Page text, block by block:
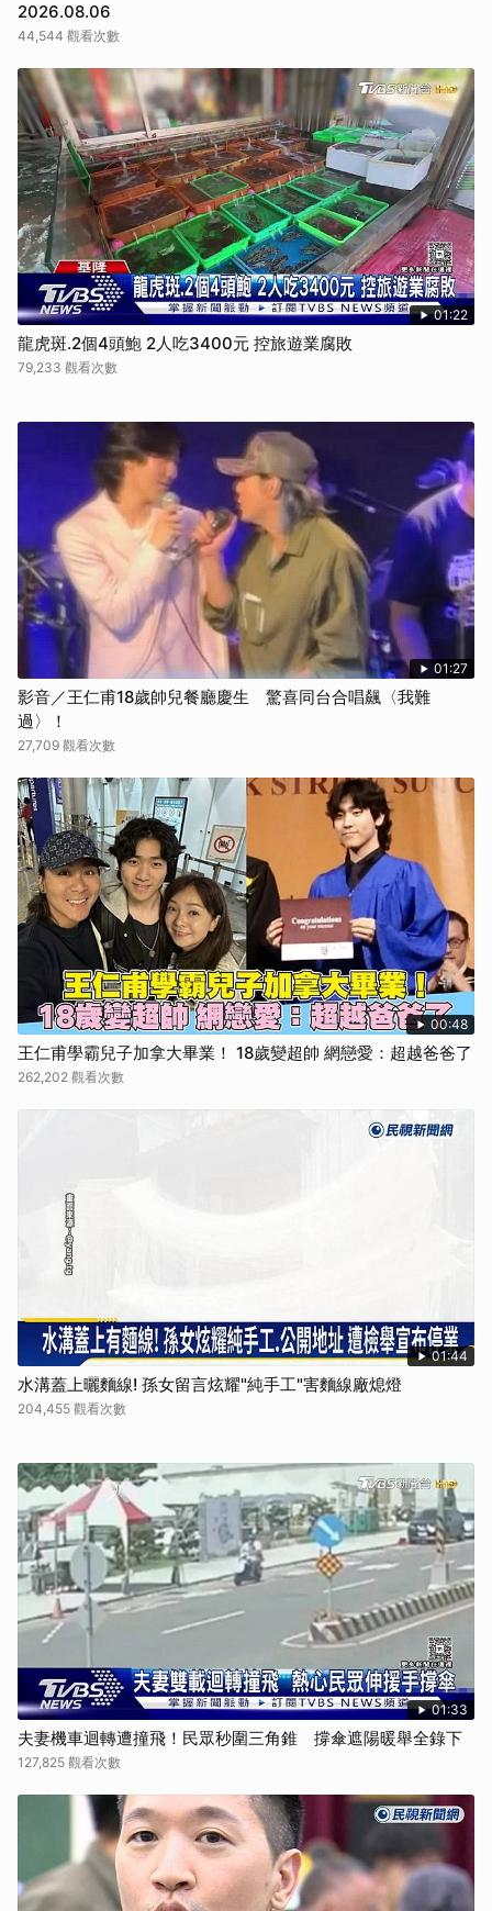
2026.08.06
44,544 觀看次數
01:22
龍虎斑.2個4頭鮑 2人吃3400元 控旅遊業腐敗
79,233 觀看次數
01:27
影音／王仁甫18歲帥兒餐廳慶生 驚喜同台合唱飆〈我難
過〉！
27,709 觀看次數
00:48
王仁甫學霸兒子加拿大畢業！ 18歲變超帥 網戀愛：超越爸爸了
262,202 觀看次數
01:44
水溝蓋上曬麵線! 孫女留言炫耀"純手工"害麵線廠熄燈
204,455 觀看次數
01:33
夫妻機車迴轉遭撞飛！民眾秒圍三角錐 撐傘遮陽暖舉全錄下
127,825 觀看次數